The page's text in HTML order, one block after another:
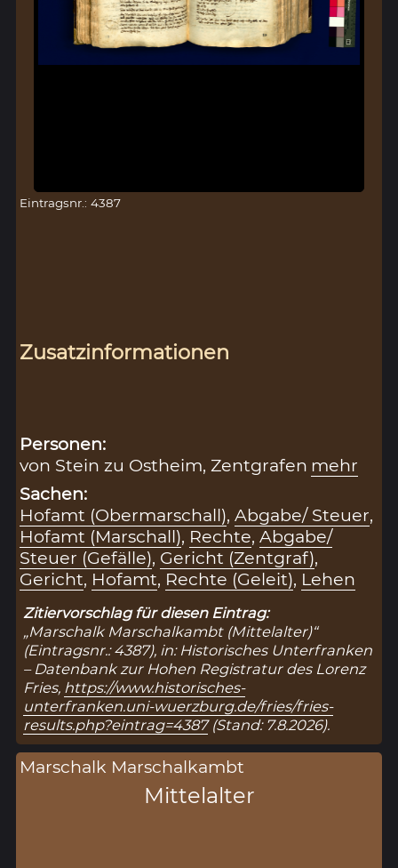
Eintragsnr.: 4387
Zusatzinformationen
Personen:
von Stein zu Ostheim, Zentgrafen mehr
Sachen:
Hofamt (Obermarschall),Abgabe/ Steuer,
Hofamt (Marschall), Rechte,Abgabe/
Steuer (Gefälle), Gericht (Zentgraf),
Gericht, Hofamt, Rechte (Geleit), Lehen
Zitiervorschlag für diesen Eintrag:
„Marschalk Marschalkambt (Mittelalter)“
(Eintragsnr.: 4387), in: Historisches Unterfranken
– Datenbank zur Hohen Registratur des Lorenz
Fries, https://www.historisches-
unterfranken.uni-wuerzburg.de/fries/fries-
results.php?eintrag=4387(Stand: 7.8.2026).
Marschalk Marschalkambt
Mittelalter